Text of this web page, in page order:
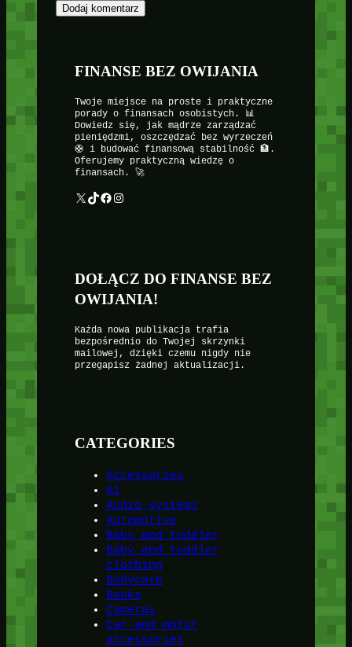
FINANSE BEZ OWIJANIA
Twoje miejsce na proste i praktyczne
porady o finansach osobistych. 📊
Dowiedz się, jak mądrze zarządzać
pieniędzmi, oszczędzać bez wyrzeczeń
🛟 i budować finansową stabilność 🏦.
Oferujemy praktyczną wiedzę o
finansach. 🚀
X TikTok Facebook Instagram
DOŁĄCZ DO FINANSE BEZ
OWIJANIA!
Każda nowa publikacja trafia
bezpośrednio do Twojej skrzynki
mailowej, dzięki czemu nigdy nie
przegapisz żadnej aktualizacji.
CATEGORIES
Accessories
AI
Audio systems
Automotive
Baby and toddler
Baby and toddler
clothing
Bodycare
Books
Cameras
Car and motor
accessories